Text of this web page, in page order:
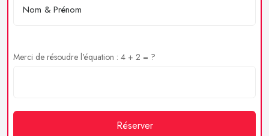
Merci de résoudre l'équation : 4 + 2 = ?
Réserver